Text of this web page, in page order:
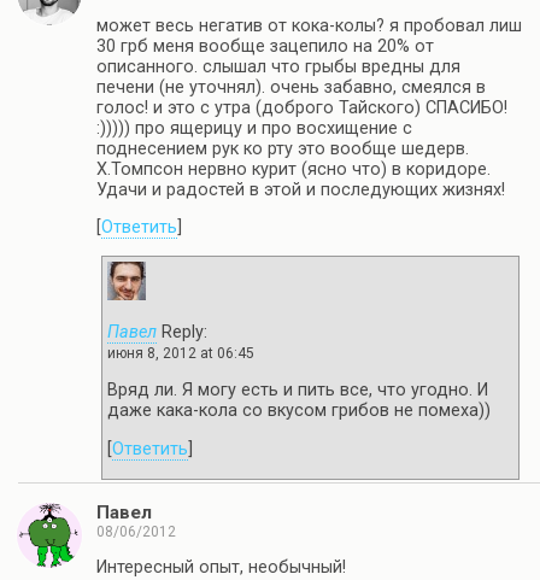
может весь негатив от кока-колы? я пробовал лиш
30 грб меня вообще зацепило на 20% от
описанного. слышал что грыбы вредны для
печени (не уточнял). очень забавно, смеялся в
голос! и это с утра (доброго Тайского) СПАСИБО!
:))))) про ящерицу и про восхищение с
поднесением рук ко рту это вообще шедерв.
Х.Томпсон нервно курит (ясно что) в коридоре.
Удачи и радостей в этой и последующих жизнях!
Ответить
Павел Reply:
июня 8, 2012 at 06:45
Вряд ли. Я могу есть и пить все, что угодно. И
даже кака-кола со вкусом грибов не помеха))
Ответить
Павел
08/06/2012
Интересный опыт, необычный!